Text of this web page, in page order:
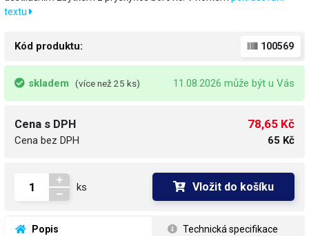
textu
Kód produktu: 100569
skladem (více než 25 ks) 11.08.2026 může být u Vás
Cena s DPH
Cena bez DPH
78,65 Kč
65 Kč
ks Vložit do košíku
Popis Technická specifikace